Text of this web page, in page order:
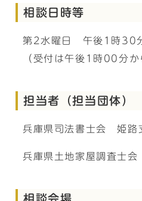
相談日時等
第2水曜日 午後1時30
（受付は午後1時00分
担当者（担当団体）
兵庫県司法書士会 姫路
兵庫県土地家屋調査士
相談会場